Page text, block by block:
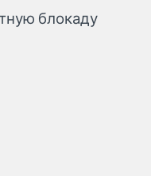
блокаду